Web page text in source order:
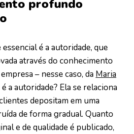
profundo
é a autoridade, que
através do conhecimento
– nesse caso, da Maria
a autoridade? Ela se relaciona
depositam em uma
de forma gradual. Quanto
e de qualidade é publicado,